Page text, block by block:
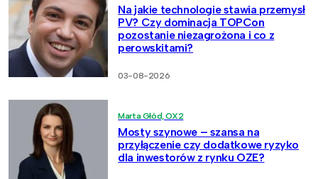
Na jakie technologie stawia przemysł
PV? Czy dominacja TOPCon
pozostanie niezagrożona i co z
perowskitami?
03-08-2026
Marta Głód, OX2
Mosty szynowe – szansa na
przyłączenie czy dodatkowe ryzyko
dla inwestorów z rynku OZE?